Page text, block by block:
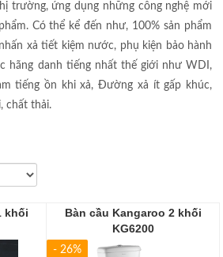
trường, ứng dụng những công nghệ mới
Có thể kể đến như, 100% sản phẩm
xả tiết kiệm nước, phụ kiện bảo hành
hãng danh tiếng nhất thế giới như WDI,
tiếng ồn khi xả, Đường xả ít gấp khúc,
chất thải.
khối
Bàn cầu Kangaroo 2 khối
KG6200
- 26%